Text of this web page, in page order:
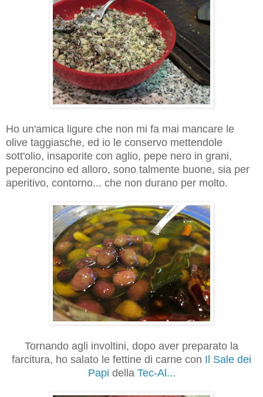
Ho un'amica ligure che non mi fa mai mancare le
olive taggiasche, ed io le conservo mettendole
sott'olio, insaporite con aglio, pepe nero in grani,
peperoncino ed alloro, sono talmente buone, sia per
aperitivo, contorno... che non durano per molto.
Tornando agli involtini, dopo aver preparato la
farcitura, ho salato le fettine di carne con Il Sale dei
Papi della Tec-Al...